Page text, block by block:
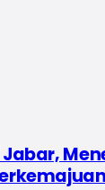
Jabar,